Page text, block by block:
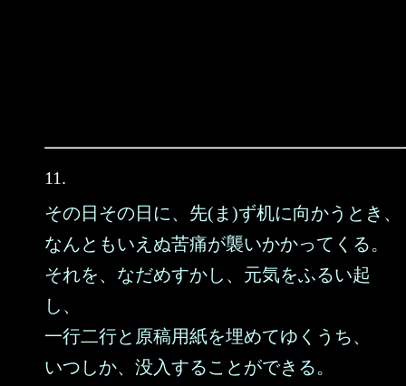
11.
その日その日に、先(ま)ず机に向かうとき、
なんともいえぬ苦痛が襲いかかってくる。
それを、なだめすかし、元気をふるい起
し、
一行二行と原稿用紙を埋めてゆくうち、
いつしか、没入することができる。